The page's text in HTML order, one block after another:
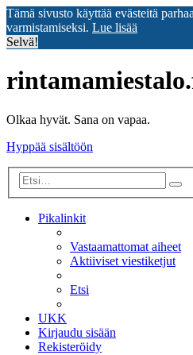
Tämä sivusto käyttää evästeitä
varmistamiseksi. Lue lisää
Selvä!
Olkaa hyvät. Sana on vapaa.
Hyppää sisältöön
Etsi
Pikalinkit
Vastaamattomat aiheet
Aktiiviset viestiketjut
Etsi
UKK
Kirjaudu sisään
Rekisteröidy